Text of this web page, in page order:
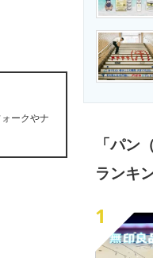
ークやナ
「パン
ランキ
1